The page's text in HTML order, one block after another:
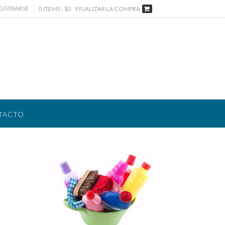
0 ITEMS - $0 FINALIZAR LA COMPRA